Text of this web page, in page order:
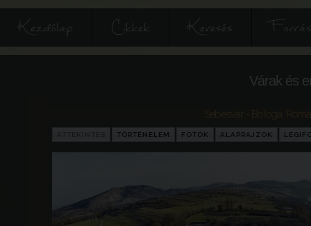
Kezdőlap Cikkek Keresés
Várak és
Sebesvár - Bologa
TÖRTÉNELEM FOTÓK ALAPRAJZOK